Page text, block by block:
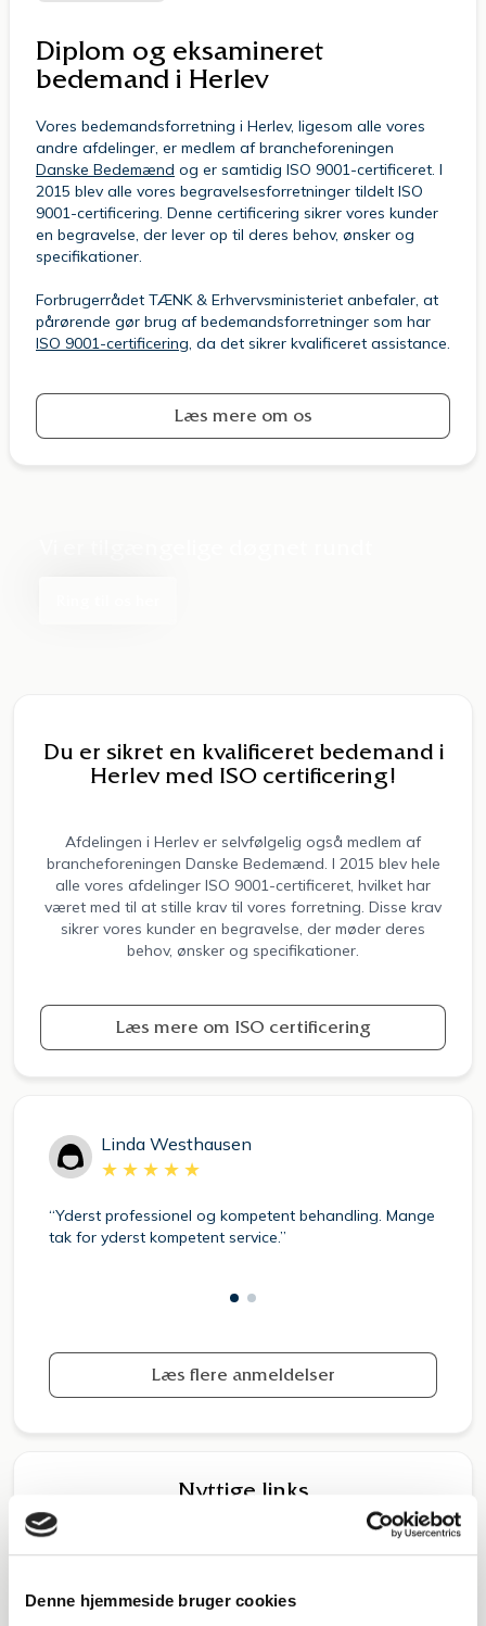
Denne hjemmeside bruger cookies
Diplom og eksamineret
bedemand i Herlev
Vores bedemandsforretning i Herlev, ligesom alle vores
andre afdelinger, er medlem af brancheforeningen
Danske Bedemænd og er samtidig ISO 9001-certificeret. I
2015 blev alle vores begravelsesforretninger tildelt ISO
9001-certificering. Denne certificering sikrer vores kunder
en begravelse, der lever op til deres behov, ønsker og
specifikationer.
Forbrugerrådet TÆNK & Erhvervsministeriet anbefaler, at
pårørende gør brug af bedemandsforretninger som har
ISO 9001-certificering , da det sikrer kvalificeret assistance.
Læs mere om os
Du er sikret en kvalificeret bedemand i
Herlev med ISO certificering!
Afdelingen i Herlev er selvfølgelig også medlem af
brancheforeningen Danske Bedemænd. I 2015 blev hele
alle vores afdelinger ISO 9001-certificeret, hvilket har
været med til at stille krav til vores forretning. Disse krav
sikrer vores kunder en begravelse, der møder deres
behov, ønsker og specifikationer.
Læs mere om ISO certificering
Linda Westhausen
“Yderst professionel og kompetent behandling. Mange
tak for yderst kompetent service.”
Læs flere anmeldelser
Nyttige links
Katalog